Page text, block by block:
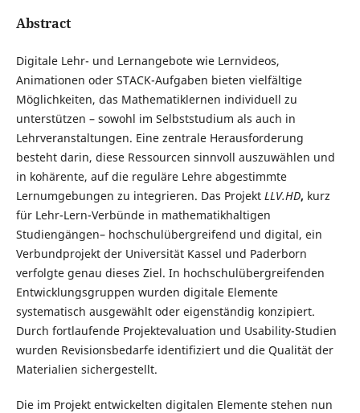
Abstract
Digitale Lehr- und Lernangebote wie Lernvideos,
Animationen oder STACK-Aufgaben bieten vielfältige
Möglichkeiten, das Mathematiklernen individuell zu
unterstützen – sowohl im Selbststudium als auch in
Lehrveranstaltungen. Eine zentrale Herausforderung
besteht darin, diese Ressourcen sinnvoll auszuwählen und
in kohärente, auf die reguläre Lehre abgestimmte
Lernumgebungen zu integrieren. Das Projekt LLV.HD, kurz
für Lehr-Lern-Verbünde in mathematikhaltigen
Studiengängen– hochschulübergreifend und digital, ein
Verbundprojekt der Universität Kassel und Paderborn
verfolgte genau dieses Ziel. In hochschulübergreifenden
Entwicklungsgruppen wurden digitale Elemente
systematisch ausgewählt oder eigenständig konzipiert.
Durch fortlaufende Projektevaluation und Usability-Studien
wurden Revisionsbedarfe identifiziert und die Qualität der
Materialien sichergestellt.
Die im Projekt entwickelten digitalen Elemente stehen nun